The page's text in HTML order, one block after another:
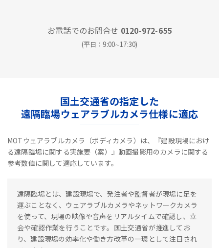
お電話でのお問合せ 0120-972-655
(平日：9:00∼17:30)
国土交通省の指定した
遠隔臨場ウェアラブルカメラ仕様に適応
MOTウェアラブルカメラ（ボディカメラ）は、『建設現場におけ
る遠隔臨場に関する実施要（案）』動画撮影用のカメラに関する
参考数値に関して適応しています。
遠隔臨場とは、建設現場で、発注者や監督者が現場に足を
運ぶことなく、ウェアラブルカメラやネットワークカメラ
を使って、現場の映像や音声をリアルタイムで確認し、立
会や確認作業を行うことです。国土交通省が推進してお
り、建設現場の効率化や働き方改革の一環として注目され